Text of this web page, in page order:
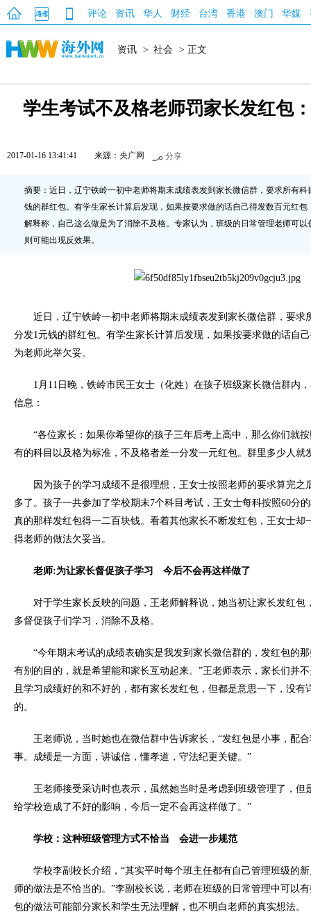
评论 资讯 华人 财经 台湾 香港 澳门 华媒
资讯 > 社会 > 正文
学生考试不及格老师罚家长发红包
2017-01-16 13:41:41 来源： 央广网 分享
摘要：近日，辽宁铁岭一初中老师将期末成绩表发到家长微信群，要求所有科
钱的群红包。有学生家长计算后发现，如果按要求做的话自己得发数百元红
解释称，自己这么做是为了消除不及格。专家认为，班级的日常管理老师可
则可能出现反效果。
近日，辽宁铁岭一初中老师将期末成绩表发到家长微信群，要求
分发1元钱的群红包。有学生家长计算后发现，如果按要求做的话自
为老师此举欠妥。
1月11日晚，铁岭市民王女士（化姓）在孩子班级家长微信群内
信息：
“各位家长：如果你希望你的孩子三年后考上高中，那么你们就
有的科目以及格为标准，不及格者差一分发一元红包。群里多少人就
因为孩子的学习成绩不是很理想，王女士按照老师的要求算完之
多了。孩子一共参加了学校期末7个科目考试，王女士每科按照60分
真的那样发红包得一二百块钱。看着其他家长不断发红包，王女士却
得老师的做法欠妥当。
老师:为让家长督促孩子学习 今后不会再这样做了
对于学生家长反映的问题，王老师解释说，她当初让家长发红包
多督促孩子们学习，消除不及格。
“今年期末考试的成绩表确实是我发到家长微信群的，发红包的
有别的目的，就是希望能和家长互动起来。”王老师表示，家长们并
且学习成绩好的和不好的，都有家长发红包，但都是意思一下，没有
的。
王老师说，当时她也在微信群中告诉家长，“发红包是小事，配
事。成绩是一方面，讲诚信，懂孝道，守法纪更关键。”
王老师接受采访时也表示，虽然她当时是考虑到班级管理了，但
给学校造成了不好的影响，今后一定不会再这样做了。”
学校：这种班级管理方式不恰当 会进一步规范
学校李副校长介绍，“其实平时每个班主任都有自己管理班级的
师的做法是不恰当的。”李副校长说，老师在班级的日常管理中可以
包的做法可能部分家长和学生无法理解，也不明白老师的真实想法。